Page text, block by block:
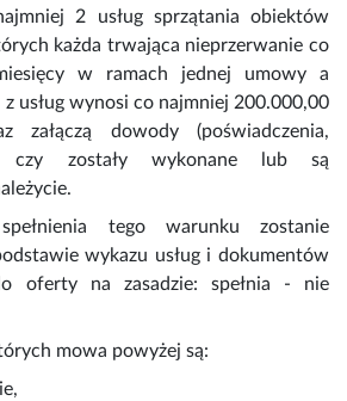
2 usług sprzątania obiektów
każda trwająca nieprzerwanie co
w ramach jednej umowy a
usług wynosi co najmniej 200.000,00
załączą dowody (poświadczenia,
czy zostały wykonane lub są
tego warunku zostanie
wykazu usług i dokumentów
oferty na zasadzie: spełnia - nie
mowa powyżej są: